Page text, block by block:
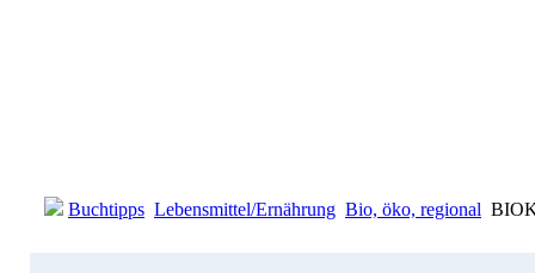
Buchtipps Lebensmittel/Ernährung Bio, öko, regional